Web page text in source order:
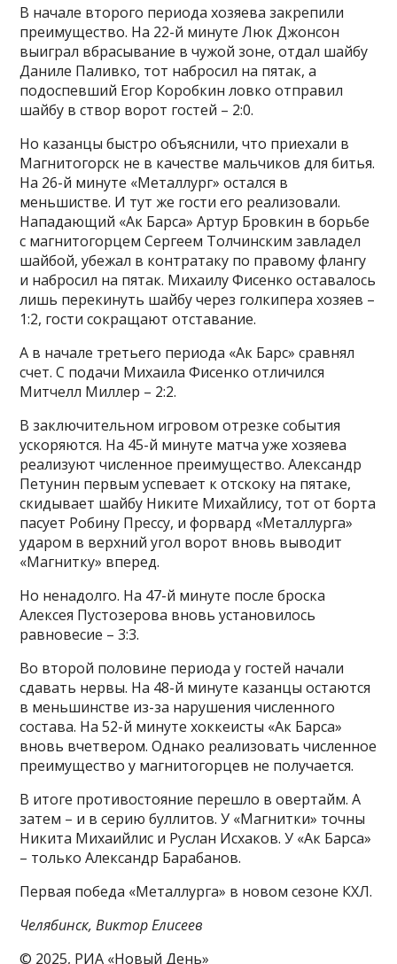
В начале второго периода хозяева закрепили
преимущество. На 22-й минуте Люк Джонсон
выиграл вбрасывание в чужой зоне, отдал шайбу
Даниле Паливко, тот набросил на пятак, а
подоспевший Егор Коробкин ловко отправил
шайбу в створ ворот гостей – 2:0.
Но казанцы быстро объяснили, что приехали в
Магнитогорск не в качестве мальчиков для битья.
На 26-й минуте «Металлург» остался в
меньшистве. И тут же гости его реализовали.
Нападающий «Ак Барса» Артур Бровкин в борьбе
с магнитогорцем Сергеем Толчинским завладел
шайбой, убежал в контратаку по правому флангу
и набросил на пятак. Михаилу Фисенко оставалось
лишь перекинуть шайбу через голкипера хозяев –
1:2, гости сокращают отставание.
А в начале третьего периода «Ак Барс» сравнял
счет. С подачи Михаила Фисенко отличился
Митчелл Миллер – 2:2.
В заключительном игровом отрезке события
ускоряются. На 45-й минуте матча уже хозяева
реализуют численное преимущество. Александр
Петунин первым успевает к отскоку на пятаке,
скидывает шайбу Никите Михайлису, тот от борта
пасует Робину Прессу, и форвард «Металлурга»
ударом в верхний угол ворот вновь выводит
«Магнитку» вперед.
Но ненадолго. На 47-й минуте после броска
Алексея Пустозерова вновь установилось
равновесие – 3:3.
Во второй половине периода у гостей начали
сдавать нервы. На 48-й минуте казанцы остаются
в меньшинстве из-за нарушения численного
состава. На 52-й минуте хоккеисты «Ак Барса»
вновь вчетвером. Однако реализовать численное
преимущество у магнитогорцев не получается.
В итоге противостояние перешло в овертайм. А
затем – и в серию буллитов. У «Магнитки» точны
Никита Михаийлис и Руслан Исхаков. У «Ак Барса»
– только Александр Барабанов.
Первая победа «Металлурга» в новом сезоне КХЛ.
Челябинск, Виктор Елисеев
© 2025, РИА «Новый День»